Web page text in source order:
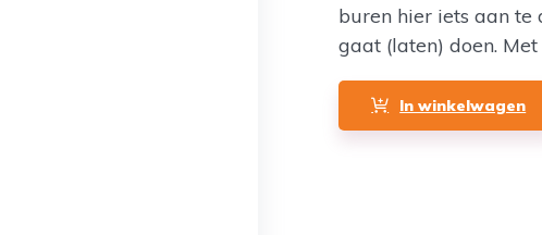
buren hier iets aan te
gaat (laten) doen.
In winkelwagen